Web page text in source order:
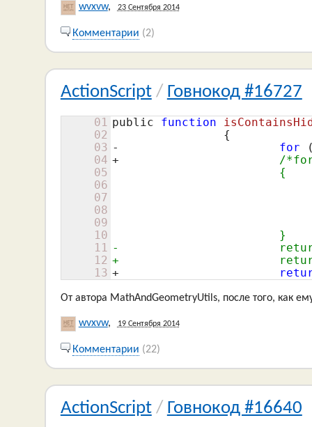
wvxvw, 23 Сентября 2014
Комментарии (2)
ActionScript/ Говнокод #16727
01
02
03
04
05
06
07
08
09
10
11
12
13
public function
{
for
/
-			return false;
+
От автора MathAndGeometryUtils, после того, как
wvxvw, 19 Сентября 2014
Комментарии (22)
ActionScript/ Говнокод #16640